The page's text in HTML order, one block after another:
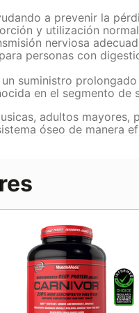
a prevenir la
y utilización
nerviosa
personas con
suministro
en el segmento de
adultos mayores,
óseo de manera